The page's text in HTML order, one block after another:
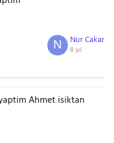
Nur Cakar
8 yıl
N
Ahmet isiktan